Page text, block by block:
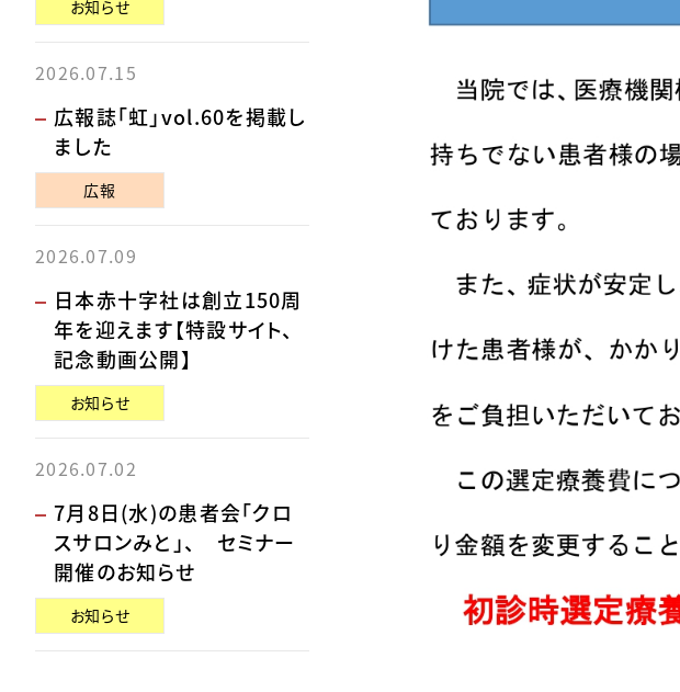
お知らせ
2026.07.15
広報誌「虹」vol.60を掲載し
ました
広報
2026.07.09
日本赤十字社は創立150周
年を迎えます【特設サイト、
記念動画公開】
お知らせ
2026.07.02
7月8日(水)の患者会「クロ
スサロンみと」、 セミナー
開催のお知らせ
お知らせ